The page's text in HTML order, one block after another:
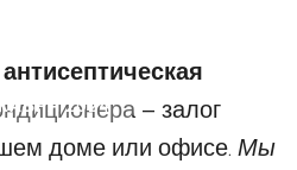
2024
– залог
доме или офисе. Мы